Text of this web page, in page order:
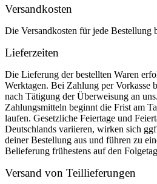
Versandkosten
Die Versandkosten für jede Bestellung
Lieferzeiten
Die Lieferung der bestellten Waren
Werktagen. Bei Zahlung per Vorkasse
nach Tätigung der Überweisung an
Zahlungsmitteln beginnt die Frist am
laufen. Gesetzliche Feiertage und
Deutschlands variieren, wirken sich
deiner Bestellung aus und führen zu
Belieferung frühestens auf den
Versand von Teillieferungen